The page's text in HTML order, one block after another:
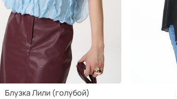
Блузка Лили (голубой)